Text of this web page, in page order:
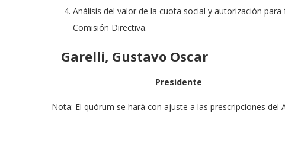
Análisis del valor de la cuota social y autorización
Comisión Directiva.
Garelli, Gustavo Oscar
Nota: El quórum se hará con ajuste a las prescripciones del